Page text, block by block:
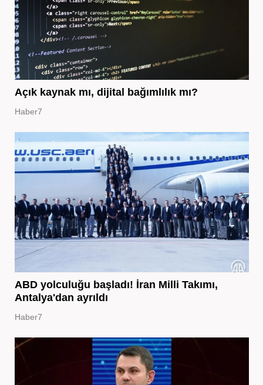
Açık kaynak mı, dijital bağımlılık mı?
Haber7
ABD yolculuğu başladı! İran Milli Takımı,
Antalya'dan ayrıldı
Haber7